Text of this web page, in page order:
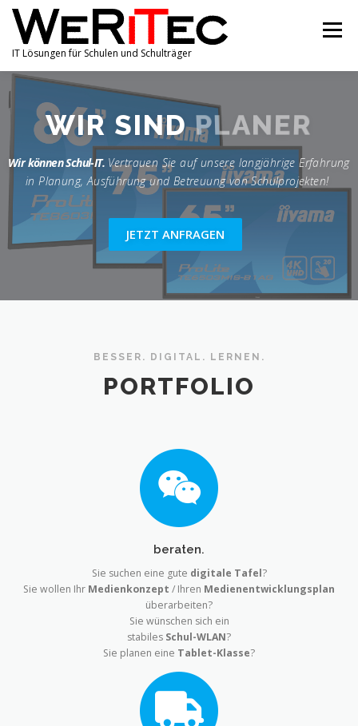
Zum
Inhalt
springen
IT Lösungen für Schulen und Schulträger
Menü
SHOP PORTFOLIO ÜBER UNS
AKTUELLE NACHRICHTEN KONTAKT
IMPRESSUM & DATENSCHUTZ
WIR SIND PLANER
Wir können Schul-IT. Vertrauen Sie auf unsere langjährige Erfahrung
in Planung, Ausführung und Betreuung von Schulprojekten!
JETZT ANFRAGEN
BESSER. DIGITAL. LERNEN.
PORTFOLIO
beraten.
Sie suchen eine gute digitale Tafel?
Sie wollen Ihr Medienkonzept / Ihren Medienentwicklungsplan
überarbeiten?
Sie wünschen sich ein
stabiles Schul-WLAN?
Sie planen eine Tablet-Klasse?